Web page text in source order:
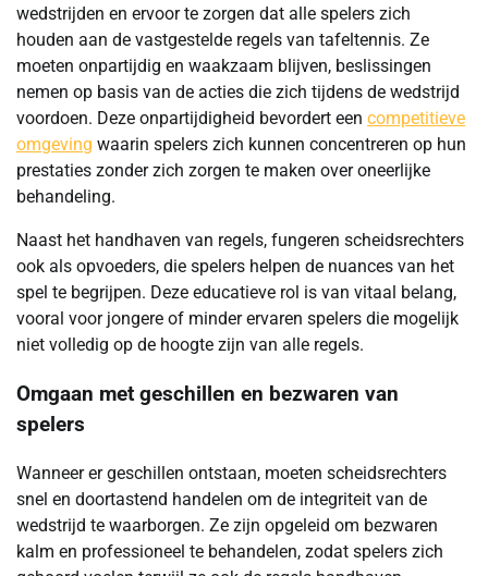
wedstrijden en ervoor te zorgen dat alle spelers zich
houden aan de vastgestelde regels van tafeltennis. Ze
moeten onpartijdig en waakzaam blijven, beslissingen
nemen op basis van de acties die zich tijdens de wedstrijd
voordoen. Deze onpartijdigheid bevordert een competitieve
omgeving waarin spelers zich kunnen concentreren op hun
prestaties zonder zich zorgen te maken over oneerlijke
behandeling.
Naast het handhaven van regels, fungeren scheidsrechters
ook als opvoeders, die spelers helpen de nuances van het
spel te begrijpen. Deze educatieve rol is van vitaal belang,
vooral voor jongere of minder ervaren spelers die mogelijk
niet volledig op de hoogte zijn van alle regels.
Omgaan met geschillen en bezwaren van
spelers
Wanneer er geschillen ontstaan, moeten scheidsrechters
snel en doortastend handelen om de integriteit van de
wedstrijd te waarborgen. Ze zijn opgeleid om bezwaren
kalm en professioneel te behandelen, zodat spelers zich